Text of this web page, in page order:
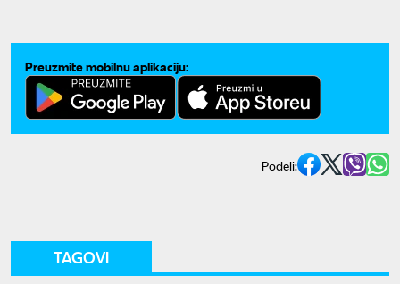
Preuzmite mobilnu aplikaciju:
Podeli:
TAGOVI